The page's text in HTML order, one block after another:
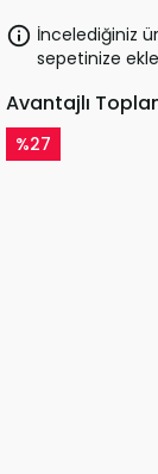
İncelediğiniz
sepetinize
Avantajlı
%27